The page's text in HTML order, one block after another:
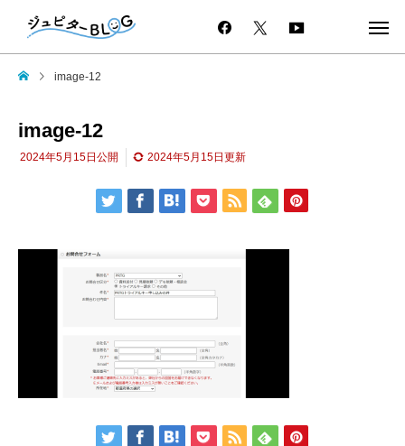
image-12
image-12
2024年5月15日 公開 2024年5月15日 更新